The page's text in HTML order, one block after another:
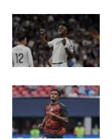
Gamers
ميركاتو
تحقيق في الجول
تقرير في الجول
تحليل في الجول